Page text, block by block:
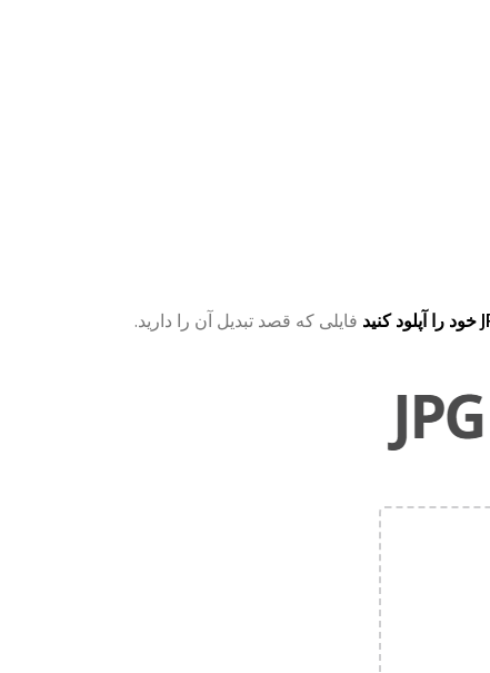
فایلی که قصد تبدیل آن را دارید.